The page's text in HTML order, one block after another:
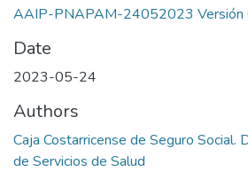
AAIP-PNAPAM-24052023 Versión
Date
2023-05-24
Authors
Caja Costarricense de Seguro Social.
de Servicios de Salud